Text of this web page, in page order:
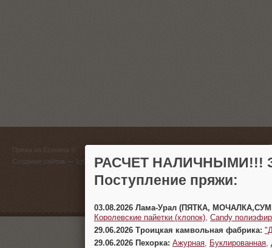
Пряжа на Есенина ©
Создание сайтов
(383)
г.
РАСЧЕТ НАЛИЧНЫМИ!!!
Поступление пряжи:
03.08.2026 Лама-Урал (ПЯТКА,
Королевские пайетки (хлопок) Candy
29.06.2026 Троицкая камвольная фабрика:
29.06.2026 Пехорка: Ажурная Буклированная